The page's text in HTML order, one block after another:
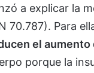
a explicar la
70.787). Para
el aumento
porque la